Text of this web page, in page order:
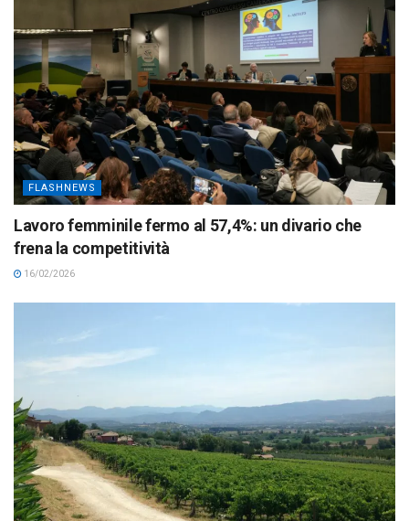
FLASHNEWS
Lavoro femminile fermo al 57,4%: un divario che
frena la competitività
16/02/2026